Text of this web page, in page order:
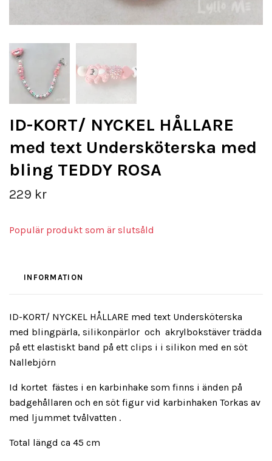
ID-KORT/ NYCKEL HÅLLARE
med text Undersköterska med
bling TEDDY ROSA
229 kr
Populär produkt som är slutsåld
INFORMATION
ID-KORT/ NYCKEL HÅLLARE med text Undersköterska
med blingpärla, silikonpärlor och akrylbokstäver trädda
på ett elastiskt band på ett clips i i silikon med en söt
Nallebjörn
Id kortet fästes i en karbinhake som finns i änden på
badgehållaren och en söt figur vid karbinhaken Torkas av
med ljummet tvålvatten .
Total längd ca 45 cm